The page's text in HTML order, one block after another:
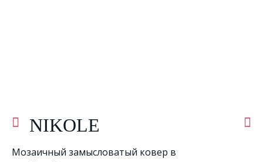
NIKOLE
Мозаичный замысловатый ковер в